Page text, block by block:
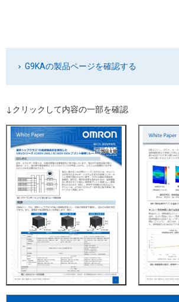
G9KAの製品ページを確認する
↓クリックして内容の一部を確認